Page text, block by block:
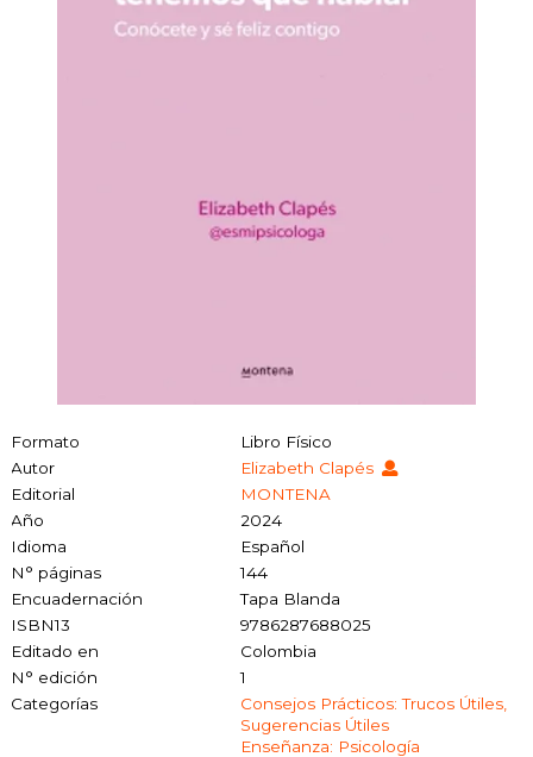
Formato
Libro Físico
Autor
Elizabeth Clapés
Editorial
MONTENA
Año
2024
Idioma
Español
N° páginas
144
Encuadernación
Tapa Blanda
ISBN13
9786287688025
Editado en
Colombia
N° edición
1
Categorías
Consejos Prácticos: Trucos Útiles,
Sugerencias Útiles
Enseñanza: Psicología